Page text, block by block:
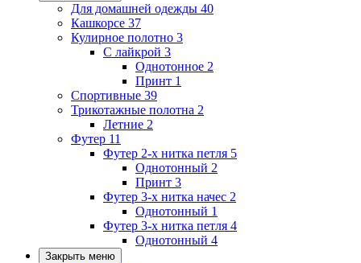
Для домашней одежды 40
Кашкорсе 37
Кулирное полотно 3
С лайкрой 3
Однотонное 2
Принт 1
Спортивные 39
Трикотажные полотна 2
Летние 2
Футер 11
Футер 2-х нитка петля 5
Однотонный 2
Принт 3
Футер 3-х нитка начес 2
Однотонный 1
Футер 3-х нитка петля 4
Однотонный 4
Закрыть меню